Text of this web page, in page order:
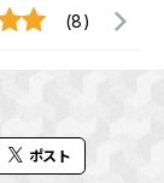
(8)
ポスト